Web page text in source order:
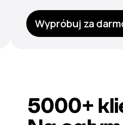
Wypróbuj za
5000+